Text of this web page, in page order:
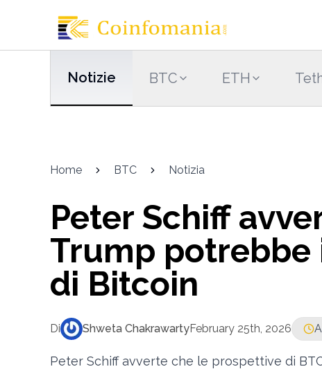
Notizie BTC ETH
Home BTC Notizia
Peter Schiff
Trump potrebbe
di Bitcoin
Di Shweta ChakrawartyFebruary 25th, 2026
Peter Schiff avverte che le prospettive di